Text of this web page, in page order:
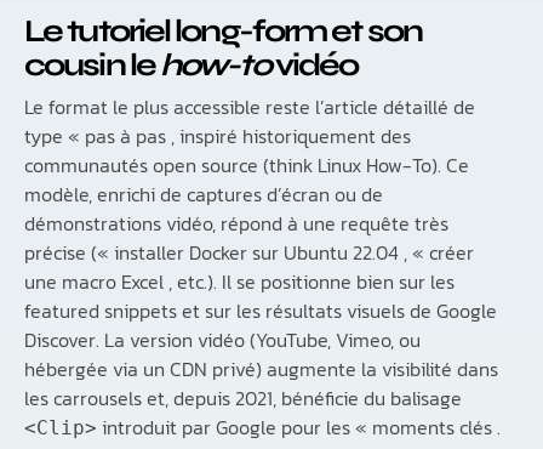
Le tutoriel long-form et son
cousin lehow-tovidéo
Le format le plus accessible reste l’article détaillé de
type « pas à pas , inspiré historiquement des
communautés open source (think Linux How-To). Ce
modèle, enrichi de captures d’écran ou de
démonstrations vidéo, répond à une requête très
précise (« installer Docker sur Ubuntu 22.04 , « créer
une macro Excel , etc.). Il se positionne bien sur les
featured snippets et sur les résultats visuels de Google
Discover. La version vidéo (YouTube, Vimeo, ou
hébergée via un CDN privé) augmente la visibilité dans
les carrousels et, depuis 2021, bénéficie du balisage
<Clip> introduit par Google pour les « moments clés .